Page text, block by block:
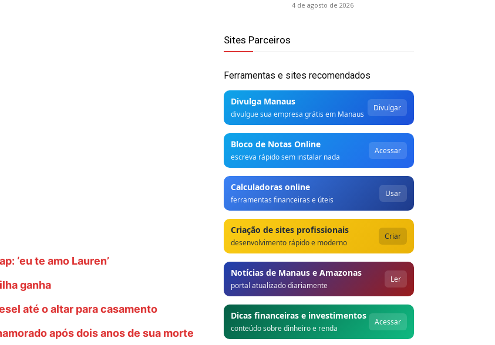
‘eu te amo Lauren’
ganha
até o altar para casamento
após dois anos de sua morte
4 de agosto de 2026
Sites Parceiros
Ferramentas e sites recomendados
Divulga Manaus
divulgue sua empresa grátis em Manaus
Divulgar
Bloco de Notas Online
escreva rápido sem instalar nada
Acessar
Calculadoras online
ferramentas financeiras e úteis
Usar
Criação de sites profissionais
desenvolvimento rápido e moderno
Criar
Notícias de Manaus e Amazonas
portal atualizado diariamente
Ler
Dicas financeiras e investimentos
conteúdo sobre dinheiro e renda
Acessar